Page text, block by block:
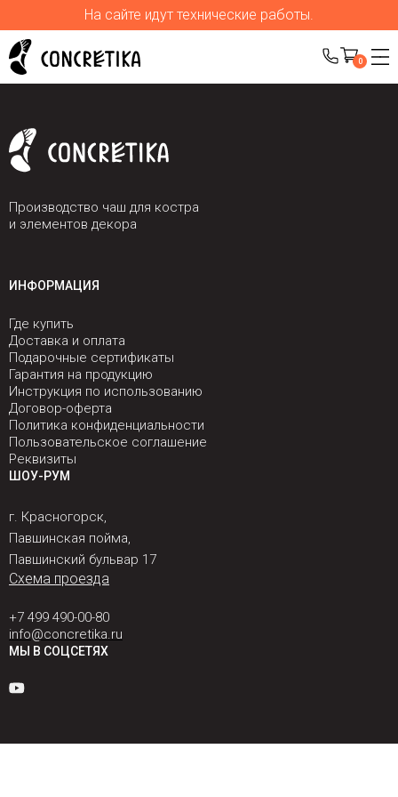
На сайте идут технические работы.
0
Производство чаш для костра
и элементов декора
ИНФОРМАЦИЯ
Где купить
Доставка и оплата
Подарочные сертификаты
Гарантия на продукцию
Инструкция по использованию
Договор-оферта
Политика конфиденциальности
Пользовательское соглашение
Реквизиты
ШОУ-РУМ
г. Красногорск,
Павшинская пойма,
Павшинский бульвар 17
Схема проезда
+7 499 490-00-80
info@concretika.ru
МЫ В СОЦСЕТЯХ